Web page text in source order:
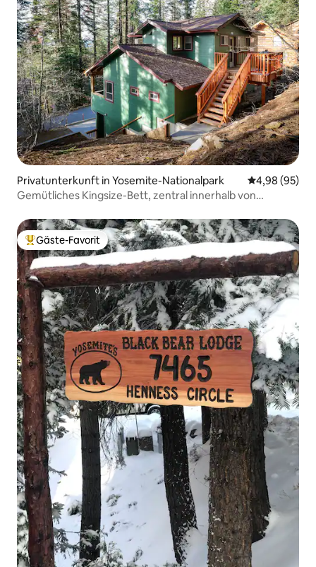
Privatunterkunft in Yosemite-Nationalpark
4,98 (95)
Gemütliches Kingsize-Bett, zentral innerhalb von
Beliebter Gäste-Favorit.
Gäste-Favorit